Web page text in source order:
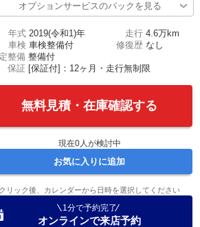
オプションサービスのパックを見る
年式 2019(令和1)年 走行 4.6万km
車検 車検整備付 修復歴 なし
整備 整備付
保証 [保証付]：12ヶ月・走行無制限
無料見積・在庫確認する
現在0人が検討中
お気に入りに追加
クリック後、カレンダーから日時を選択してください
1分で予約完了
オンラインで来店予約